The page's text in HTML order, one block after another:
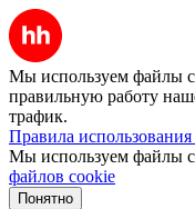
Мы используем файлы
правильную работу
трафик.
Правила
Мы используем файлы
файлов cookie
Понятно